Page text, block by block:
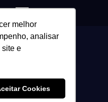
melhor
analisar
site e
Cookies